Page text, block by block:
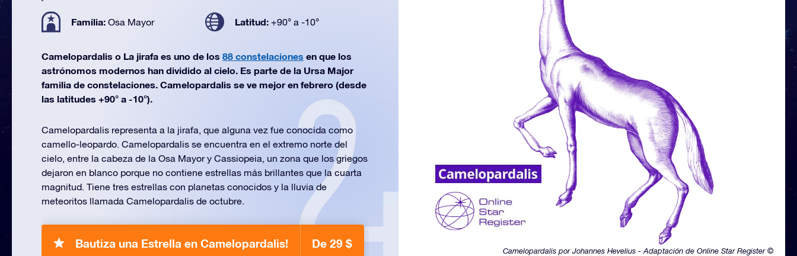
Camelopardalis por Johannes Hevelius - Adaptación de Online Star Register ©
Familia: Osa Mayor Latitud: +90° a -10°
Camelopardalis o La jirafa es uno de los 88 constelaciones en que los
astrónomos modernos han dividido al cielo. Es parte de la Ursa Major
familia de constelaciones. Camelopardalis se ve mejor en febrero (desde
las latitudes +90° a -10°).
Camelopardalis representa a la jirafa, que alguna vez fue conocida como
camello-leopardo. Camelopardalis se encuentra en el extremo norte del
cielo, entre la cabeza de la Osa Mayor y Cassiopeia, un zona que los griegos
dejaron en blanco porque no contiene estrellas más brillantes que la cuarta
magnitud. Tiene tres estrellas con planetas conocidos y la lluvia de
meteoritos llamada Camelopardalis de octubre.
Bautiza una Estrella en Camelopardalis! De 29 $